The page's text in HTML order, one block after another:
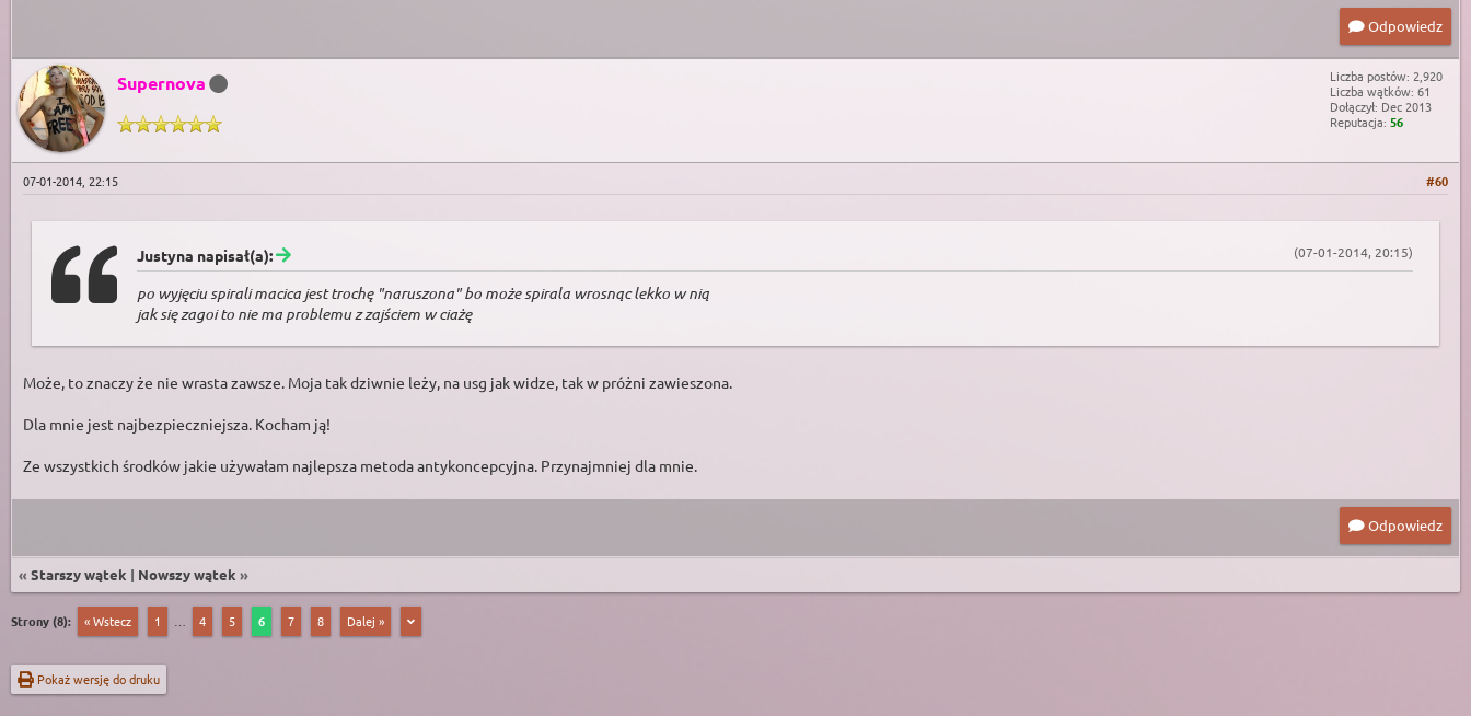
Odpowiedz
Supernova
Liczba postów: 2,920
Liczba wątków: 61
Dołączył: Dec 2013
Reputacja: 56
#60
07-01-2014, 22:15
(07-01-2014, 20:15)
Justyna napisał(a):
po wyjęciu spirali macica jest trochę "naruszona" bo może spirala wrosnąc lekko w nią
jak się zagoi to nie ma problemu z zajściem w ciażę
Może, to znaczy że nie wrasta zawsze. Moja tak dziwnie leży, na usg jak widze, tak w próżni zawieszona.
Dla mnie jest najbezpieczniejsza. Kocham ją!
Ze wszystkich środków jakie używałam najlepsza metoda antykoncepcyjna. Przynajmniej dla mnie.
Odpowiedz
« Starszy wątek | Nowszy wątek »
Strony (8): « Wstecz 1 4 5 6 7 8 Dalej »
Pokaż wersję do druku